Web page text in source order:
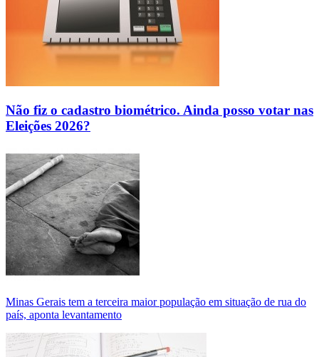
Não fiz o cadastro biométrico. Ainda posso votar nas
Eleições 2026?
Minas Gerais tem a terceira maior população em situação de rua do
país, aponta levantamento